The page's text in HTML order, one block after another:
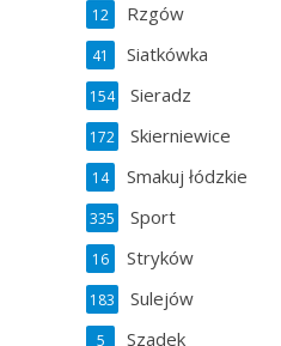
Rzgów
12
Siatkówka
41
Sieradz
154
Skierniewice
172
Smakuj łódzkie
14
Sport
335
Stryków
16
Sulejów
183
Szadek
5